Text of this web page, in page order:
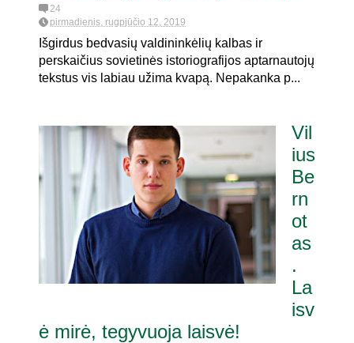
24
pirmadienis, rugpjūčio 12, 2019
Išgirdus bedvasių valdininkėlių kalbas ir
perskaičius sovietinės istoriografijos aptarnautojų
tekstus vis labiau užima kvapą. Nepakanka p...
Vil
ius
Be
rn
ot
as
.
La
isv
ė mirė, tegyvuoja laisvė!